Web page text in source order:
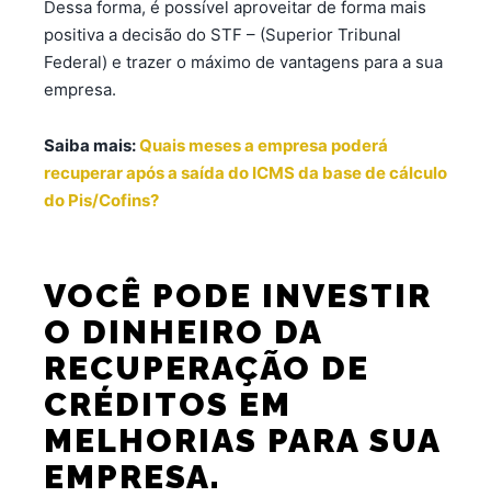
Dessa forma, é possível aproveitar de forma mais
positiva a decisão do STF – (Superior Tribunal
Federal) e trazer o máximo de vantagens para a sua
empresa.
Saiba mais:Quais meses a empresa poderá
recuperar após a saída do ICMS da base de cálculo
do Pis/Cofins?
VOCÊ PODE INVESTIR
O DINHEIRO DA
RECUPERAÇÃO DE
CRÉDITOS EM
MELHORIAS PARA SUA
EMPRESA.